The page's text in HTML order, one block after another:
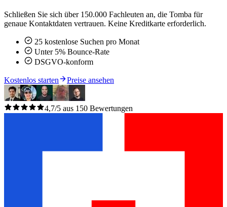
Schließen Sie sich über 150.000 Fachleuten an, die Tomba für
genaue Kontaktdaten vertrauen. Keine Kreditkarte erforderlich.
25 kostenlose Suchen pro Monat
Unter 5% Bounce-Rate
DSGVO-konform
Kostenlos starten Preise ansehen
4,7/5 aus 150 Bewertungen